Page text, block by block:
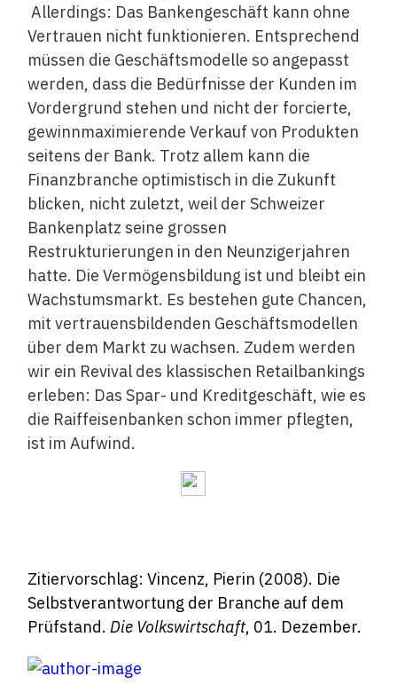
Allerdings: Das Bankengeschäft kann ohne
Vertrauen nicht funktionieren. Entsprechend
müssen die Geschäftsmodelle so angepasst
werden, dass die Bedürfnisse der Kunden im
Vordergrund stehen und nicht der forcierte,
gewinnmaximierende Verkauf von Produkten
seitens der Bank. Trotz allem kann die
Finanzbranche optimistisch in die Zukunft
blicken, nicht zuletzt, weil der Schweizer
Bankenplatz seine grossen
Restrukturierungen in den Neunzigerjahren
hatte. Die Vermögensbildung ist und bleibt ein
Wachstumsmarkt. Es bestehen gute Chancen,
mit vertrauensbildenden Geschäftsmodellen
über dem Markt zu wachsen. Zudem werden
wir ein Revival des klassischen Retailbankings
erleben: Das Spar- und Kreditgeschäft, wie es
die Raiffeisenbanken schon immer pflegten,
ist im Aufwind.
Zitiervorschlag: Vincenz, Pierin (2008). Die
Selbstverantwortung der Branche auf dem
Prüfstand. Die Volkswirtschaft, 01. Dezember.